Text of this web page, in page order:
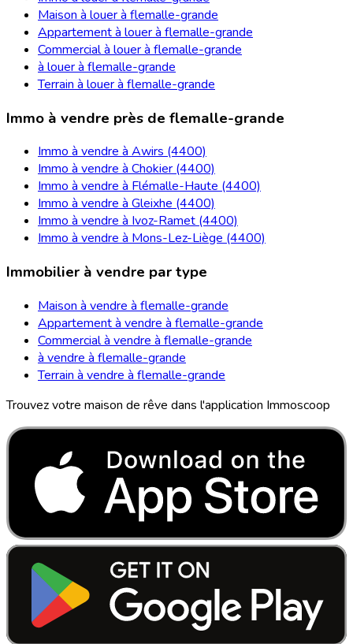
Maison à louer à flemalle-grande
Appartement à louer à flemalle-grande
Commercial à louer à flemalle-grande
à louer à flemalle-grande
Terrain à louer à flemalle-grande
Immo à vendre près de flemalle-grande
Immo à vendre à Awirs (4400)
Immo à vendre à Chokier (4400)
Immo à vendre à Flémalle-Haute (4400)
Immo à vendre à Gleixhe (4400)
Immo à vendre à Ivoz-Ramet (4400)
Immo à vendre à Mons-Lez-Liège (4400)
Immobilier à vendre par type
Maison à vendre à flemalle-grande
Appartement à vendre à flemalle-grande
Commercial à vendre à flemalle-grande
à vendre à flemalle-grande
Terrain à vendre à flemalle-grande
Trouvez votre maison de rêve dans l'application Immoscoop